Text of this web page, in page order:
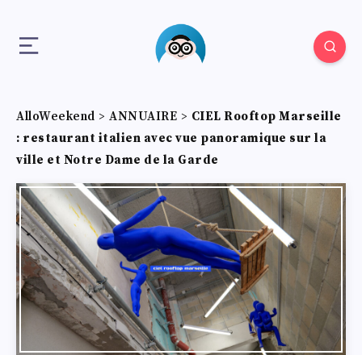
AlloWeekend > ANNUAIRE > CIEL Rooftop Marseille
: restaurant italien avec vue panoramique sur la
ville et Notre Dame de la Garde